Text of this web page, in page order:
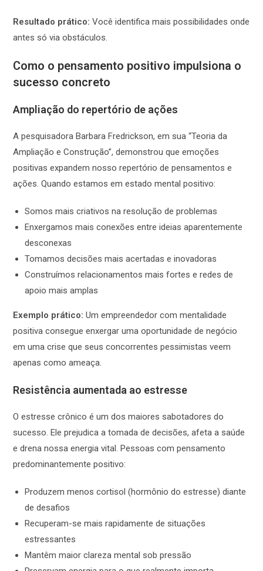
Resultado prático: Você identifica mais possibilidades onde
antes só via obstáculos.
Como o pensamento positivo impulsiona o
sucesso concreto
Ampliação do repertório de ações
A pesquisadora Barbara Fredrickson, em sua “Teoria da
Ampliação e Construção”, demonstrou que emoções
positivas expandem nosso repertório de pensamentos e
ações. Quando estamos em estado mental positivo:
Somos mais criativos na resolução de problemas
Enxergamos mais conexões entre ideias aparentemente
desconexas
Tomamos decisões mais acertadas e inovadoras
Construímos relacionamentos mais fortes e redes de
apoio mais amplas
Exemplo prático: Um empreendedor com mentalidade
positiva consegue enxergar uma oportunidade de negócio
em uma crise que seus concorrentes pessimistas veem
apenas como ameaça.
Resistência aumentada ao estresse
O estresse crônico é um dos maiores sabotadores do
sucesso. Ele prejudica a tomada de decisões, afeta a saúde
e drena nossa energia vital. Pessoas com pensamento
predominantemente positivo:
Produzem menos cortisol (hormônio do estresse) diante
de desafios
Recuperam-se mais rapidamente de situações
estressantes
Mantêm maior clareza mental sob pressão